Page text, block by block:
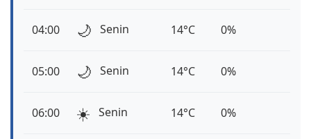
04:00 🌙 Senin 14°C 0%
05:00 🌙 Senin 14°C 0%
06:00 ☀️ Senin 14°C 0%